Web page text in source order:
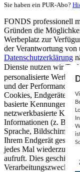
Sie haben ein PUR-Abo?
FONDS professionell
Gründen die
Werbeplatz zur
der Verantwortung von
Datenschutzerklärung
Dienste nutzen wir
personalisierte
und der Performance
Cookies, Endgeräte-
basierte Kennungen,
netzwerkbasierte
Informationen (z. B.
Sprache,
Ihrem Endgerät
jedes Mal
aufruft. Dies geschieht
Verarbeitungszwecke.